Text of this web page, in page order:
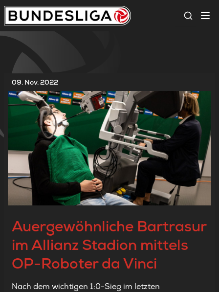
Suche
09. Nov. 2022
Auergewöhnliche Bartrasur
im Allianz Stadion mittels
OP-Roboter da Vinci
Nach dem wichtigen 1:0-Sieg im letzten